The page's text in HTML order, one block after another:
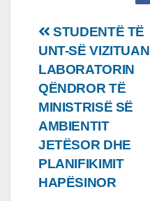
Lëvizje
te
postimet
STUDENTË TË
UNT-SË VIZITUAN
LABORATORIN
QËNDROR TЁ
MINISTRISЁ SЁ
AMBIENTIT
JETЁSOR DHE
PLANIFIKIMIT
HAPЁSINOR